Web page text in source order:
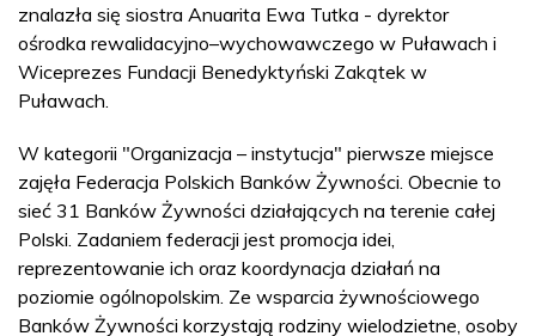
znalazła się siostra Anuarita Ewa Tutka - dyrektor
ośrodka rewalidacyjno–wychowawczego w Puławach i
Wiceprezes Fundacji Benedyktyński Zakątek w
Puławach.
W kategorii "Organizacja – instytucja" pierwsze miejsce
zajęła Federacja Polskich Banków Żywności. Obecnie to
sieć 31 Banków Żywności działających na terenie całej
Polski. Zadaniem federacji jest promocja idei,
reprezentowanie ich oraz koordynacja działań na
poziomie ogólnopolskim. Ze wsparcia żywnościowego
Banków Żywności korzystają rodziny wielodzietne, osoby